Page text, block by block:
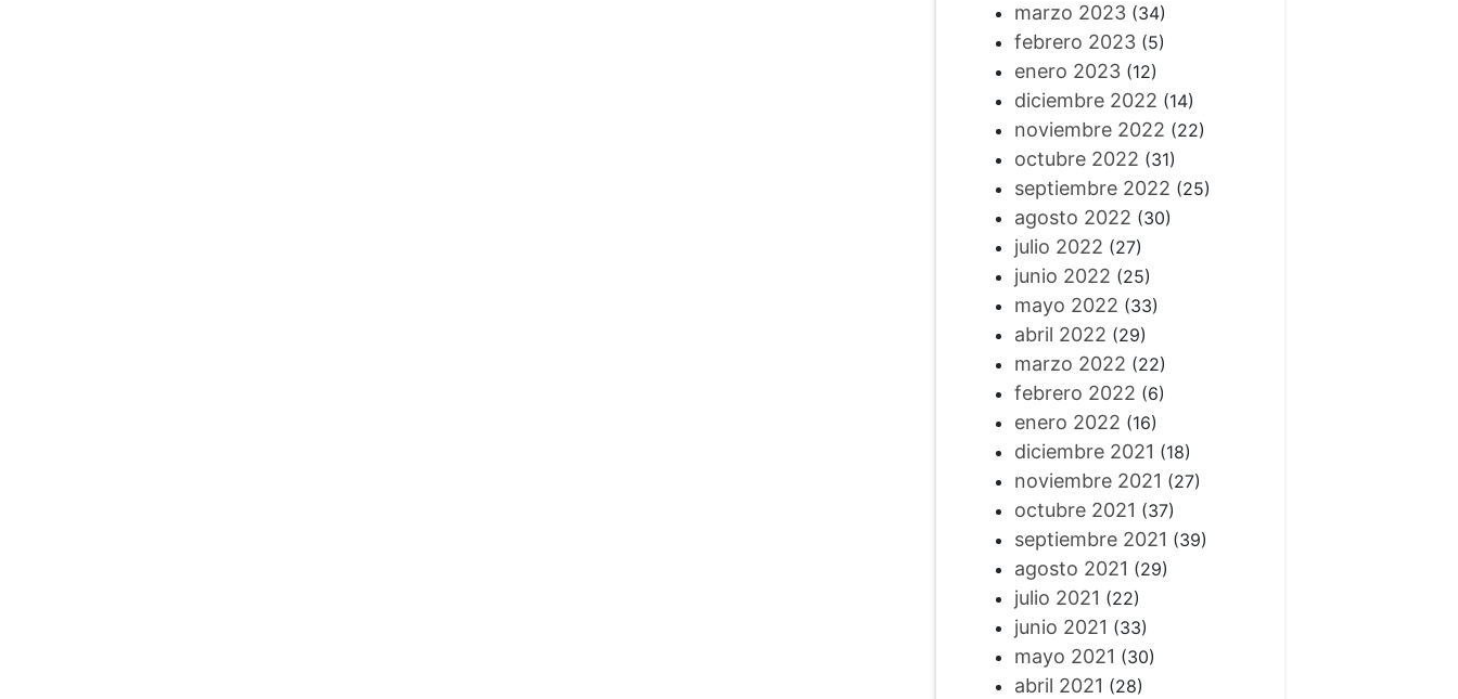
marzo 2023(34)
febrero 2023(5)
enero 2023(12)
diciembre 2022 (14)
noviembre 2022 (22)
octubre 2022 (31)
septiembre 2022 (25)
agosto 2022 (30)
julio 2022 (27)
junio 2022 (25)
mayo 2022 (33)
abril 2022 (29)
marzo 2022 (22)
febrero 2022 (6)
enero 2022 (16)
diciembre 2021 (18)
noviembre 2021 (27)
octubre 2021 (37)
septiembre 2021 (39)
agosto 2021 (29)
julio 2021 (22)
junio 2021 (33)
mayo 2021 (30)
abril 2021 (28)